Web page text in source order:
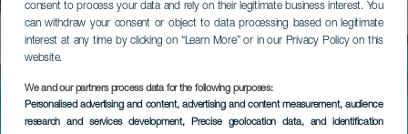
consent to process your data and rely on their legitimate business interest. You
can withdraw your consent or object to data processing based on legitimate
interest at any time by clicking on “Learn More” or in our Privacy Policy on this
website.
We and our partners process data for the following purposes:
Personalised advertising and content, advertising and content measurement, audience
research and services development, Precise geolocation data, and identification